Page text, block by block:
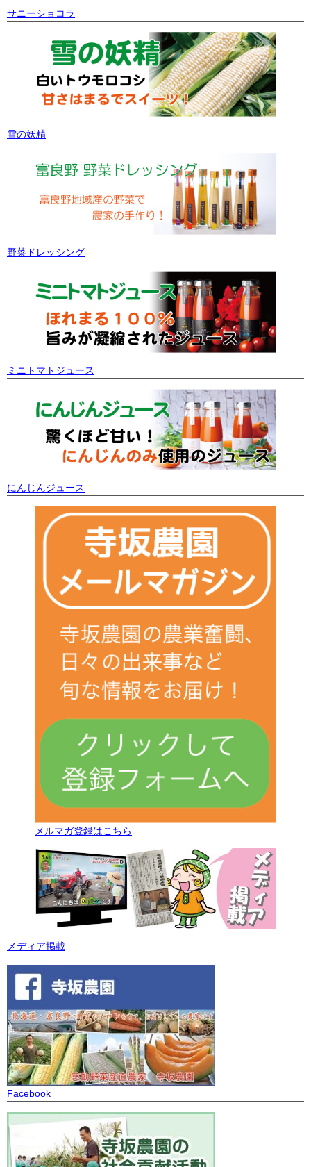
サニーショコラ
雪の妖精
野菜ドレッシング
ミニトマトジュース
にんじんジュース
メルマガ登録はこちら
メディア掲載
Facebook